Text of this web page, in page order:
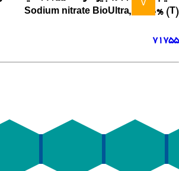
v
Sodium nitrate BioUltra, ≥99.0% (T)
71755